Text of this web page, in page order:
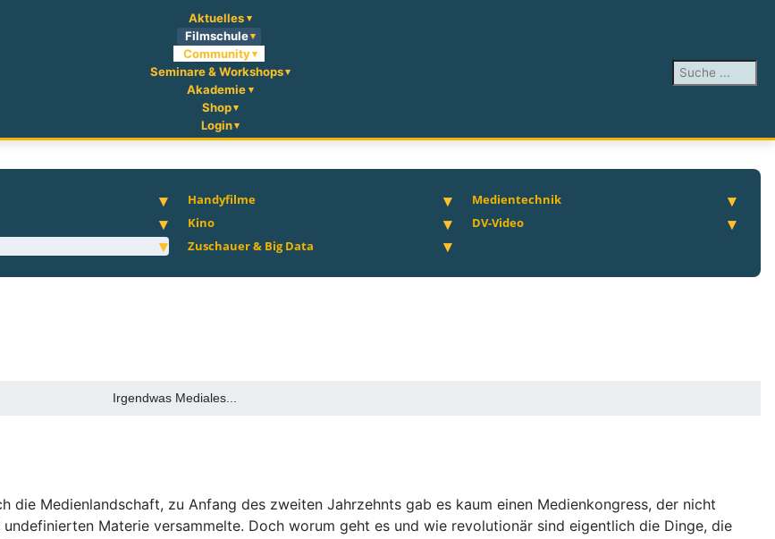
Aktuelles
Filmschule
Community
Seminare & Workshops
Akademie
Shop
Login
Suchen ...
Handyfilme
Medientechnik
Kino
DV-Video
Zuschauer & Big Data
Irgendwas Mediales...
Medienlandschaft, zu Anfang des zweiten Jahrzehnts gab es kaum einen Medienkongress, der nicht
Materie versammelte. Doch worum geht es und wie revolutionär sind eigentlich die Dinge, die